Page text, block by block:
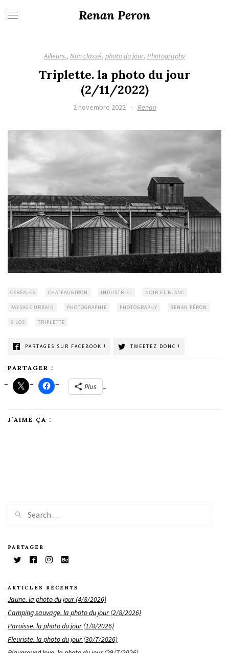
Renan Peron
Ailleurs., Non classé, photo du jour, Photography
Triplette. la photo du jour
(2/11/2022)
2 novembre 2022 · Renan
CÉRÉALES CHATEAUGIRON INDUSTRIEL NOIR ET BLANC
PAYSAGE URBAIN PHOTOGRAPHIE PHOTOGRAPHY RENAN PÉRON
SILOS TRIPLETTE
PARTAGES SUR FACEBOOK ! TWEETEZ DONC !
PARTAGER :
Plus
J’AIME ÇA :
PARTAGER
ARTICLES RÉCENTS
Jaune. la photo du jour (4/8/2026)
Camping sauvage. la photo du jour (2/8/2026)
Paroisse. la photo du jour (1/8/2026)
Fleuriste. la photo du jour (30/7/2026)